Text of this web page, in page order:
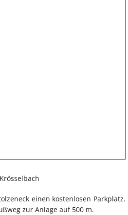
einen kostenlosen Parkplatz.
zur Anlage auf 500 m.